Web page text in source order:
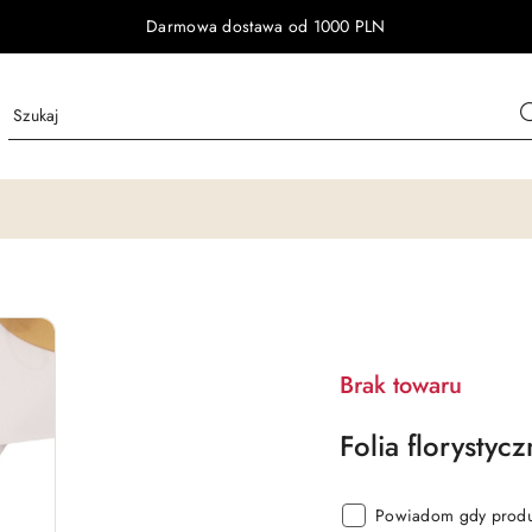
Darmowa dostawa od 1000 PLN
Brak towaru
Folia
Powiadom gdy